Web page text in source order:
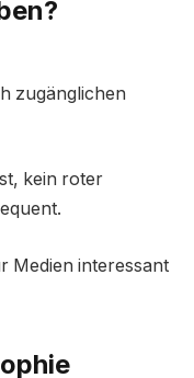
zugänglichen
kein roter
Medien interessant